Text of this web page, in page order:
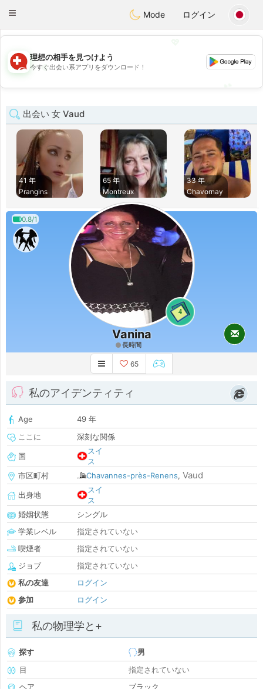
Suissi
Toggle
Mode ログイン
💖
💕
理想の相手を見つけよう
今すぐ出会い系アプリをダウンロード！
出会い 女 Vaud
41 年
Prangins
65 年
Montreux
33 年
Chavornay
0.8/1
4
Vanina
長時間
65
私のアイデンティティ
Age
49 年
ここに
深刻な関係
国
スイ
ス
市区町村
Chavannes-près-Renens, Vaud
出身地
スイ
ス
婚姻状態
シングル
学業レベル
指定されていない
喫煙者
指定されていない
ジョブ
指定されていない
私の友達
ログイン
参加
ログイン
私の物理学と+
探す
男
目
指定されていない
ヘア
ブラック